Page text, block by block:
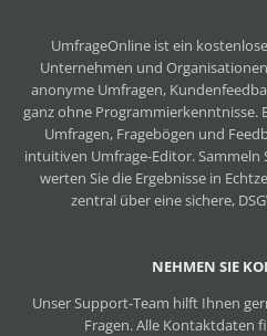
UmfrageOnline ist ein
Unternehmen und
anonyme Umfragen,
ganz ohne Programmierkenntnisse.
Umfragen, Fragebögen und
intuitiven Umfrage-Editor.
werten Sie die Ergebnisse in
zentral über eine sichere,
NEHMEN SIE
Unser Support-Team hilft Ihnen
Fragen. Alle Kontaktdaten